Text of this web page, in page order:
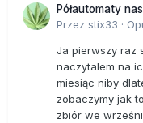
Półautomaty
Przez stix33 ·
Ja pierwszy raz
naczytalem na
miesiąc niby
zobaczymy jak
zbiór we